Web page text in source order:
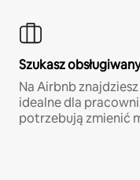
Szukasz
Na Airbnb
idealne dla
potrzebują zmienić